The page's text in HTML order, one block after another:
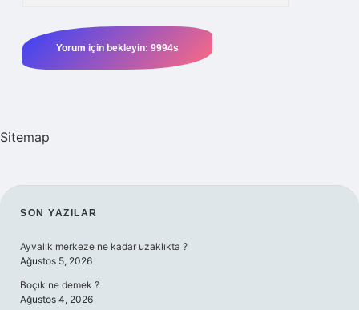
Sitemap
SIDEBAR
SON YAZILAR
Ayvalık merkeze ne kadar uzaklıkta ?
Ağustos 5, 2026
Boçık ne demek ?
Ağustos 4, 2026